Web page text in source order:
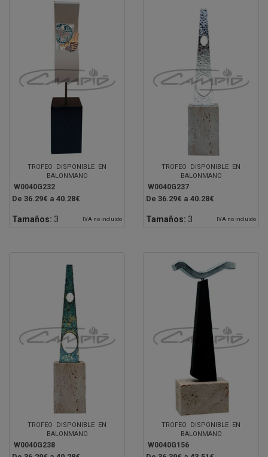
TROFEO DISPONIBLE EN
BALONMANO
W0040G232
De 36.29€ a 40.28€
Tamaños: 3 IVA no incluido
TROFEO DISPONIBLE EN
BALONMANO
W0040G237
De 36.29€ a 40.28€
Tamaños: 3 IVA no incluido
TROFEO DISPONIBLE EN
BALONMANO
W0040G238
TROFEO DISPONIBLE EN
BALONMANO
W0040G156